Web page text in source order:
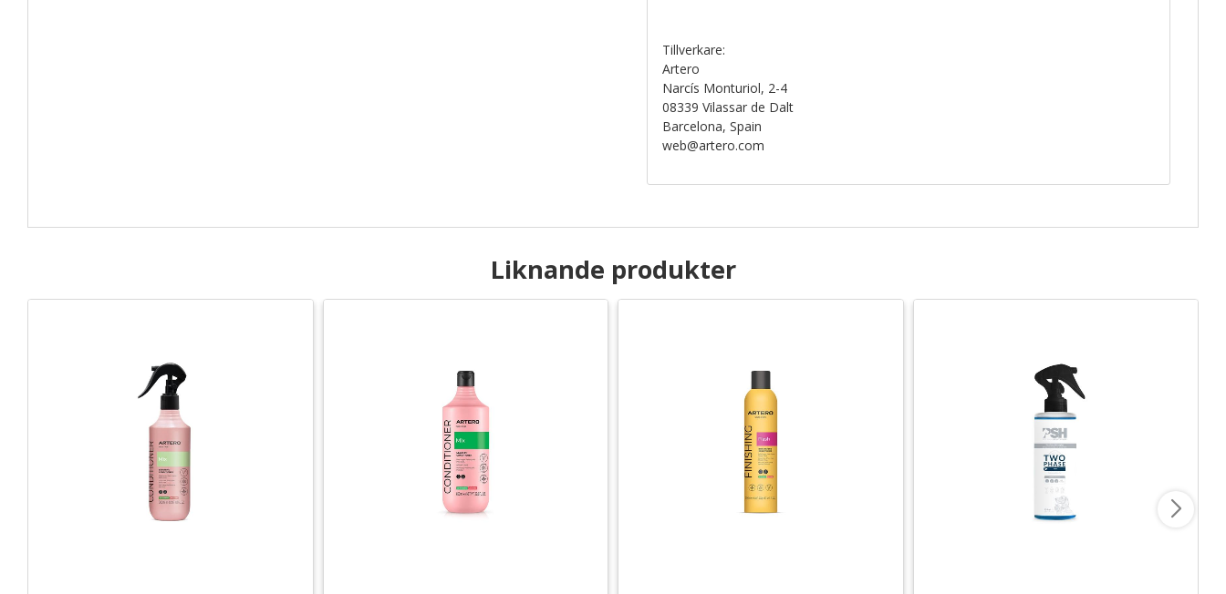
Tillverkare:
Artero
Narcís Monturiol, 2-4
08339 Vilassar de Dalt
Barcelona, Spain
web@artero.com
Liknande produkter